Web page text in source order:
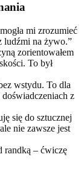
mi zrozumieć
ludźmi na żywo.”
zorientowałem
To był
wstydu. To dla
z
się do sztucznej
nie zawsze jest
randką – ćwiczę